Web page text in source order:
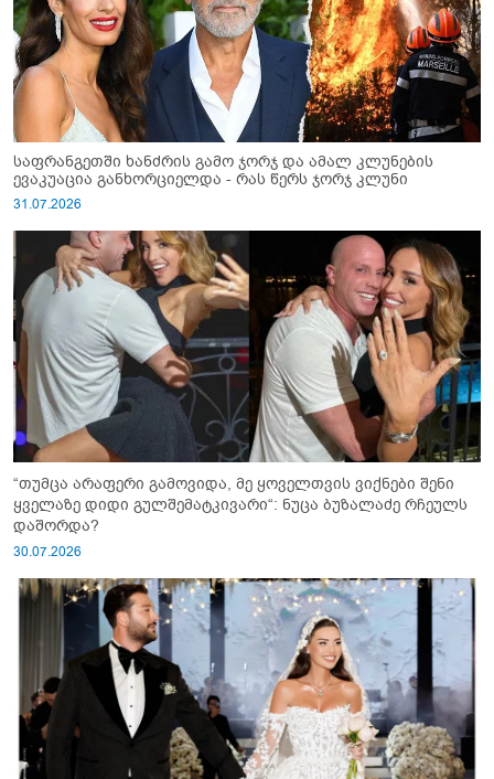
საფრანგეთში ხანძრის გამო ჯორჯ და ამალ კლუნების
ევაკუაცია განხორციელდა - რას წერს ჯორჯ კლუნი
31.07.2026
“თუმცა არაფერი გამოვიდა, მე ყოველთვის ვიქნები შენი
ყველაზე დიდი გულშემატკივარი“: ნუცა ბუზალაძე რჩეულს
დაშორდა?
30.07.2026